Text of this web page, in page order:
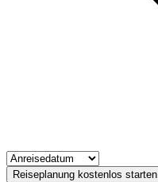
Reiseplanung kostenlos starten